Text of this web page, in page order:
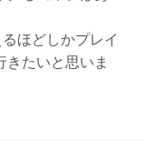
ほどしかプレイ
きたいと思いま